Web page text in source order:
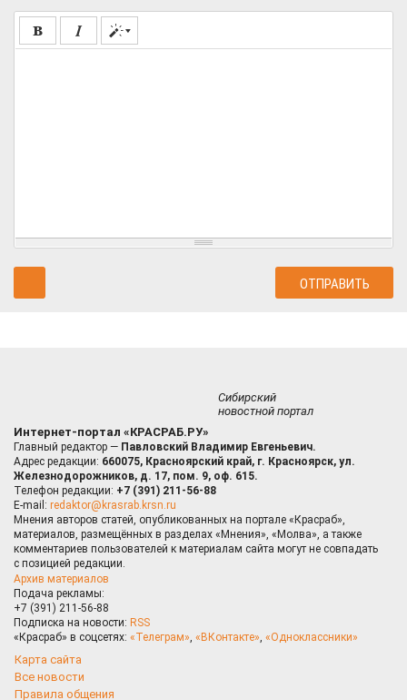
Сибирский
новостной портал
Интернет-портал «КРАСРАБ.РУ»
Главный редактор — Павловский Владимир Евгеньевич.
Адрес редакции: 660075, Красноярский край, г. Красноярск, ул.
Железнодорожников, д. 17, пом. 9, оф. 615.
Телефон редакции: +7 (391) 211-56-88
E-mail: redaktor@krasrab.krsn.ru
Мнения авторов статей, опубликованных на портале «Красраб»,
материалов, размещённых в разделах «Мнения», «Молва», а также
комментариев пользователей к материалам сайта могут не совпадать
с позицией редакции.
Архив материалов
Подача рекламы:
+7 (391) 211-56-88
Подписка на новости: RSS
«Красраб» в соцсетях: «Телеграм», «ВКонтакте», «Одноклассники»
Карта сайта
Все новости
Правила общения